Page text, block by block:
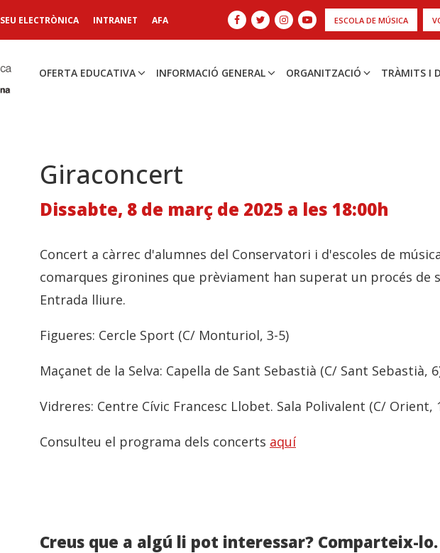
SEU ELECTRÒNICA INTRANET AFA ESCOLA DE MÚSICA
OFERTA EDUCATIVA INFORMACIÓ GENERAL ORGANITZACIÓ TRÀMITS I
Giraconcert
Dissabte, 8 de març de 2025 a les 18:00h
Concert a càrrec d'alumnes del Conservatori i d'escoles de
comarques gironines que prèviament han superat un procés de
Entrada lliure.
Figueres: Cercle Sport (C/ Monturiol, 3-5)
Maçanet de la Selva: Capella de Sant Sebastià (C/ Sant Sebastià,
Vidreres: Centre Cívic Francesc Llobet. Sala Polivalent (C/ Orient,
Consulteu el programa dels concerts aquí
Creus que a algú li pot interessar? Comparteix-lo.